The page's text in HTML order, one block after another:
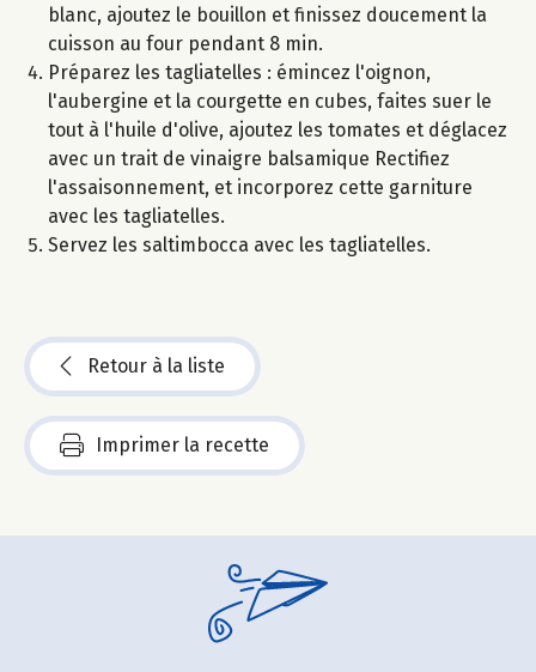
blanc, ajoutez le bouillon et finissez doucement la
cuisson au four pendant 8 min.
Préparez les tagliatelles : émincez l'oignon,
l'aubergine et la courgette en cubes, faites suer le
tout à l'huile d'olive, ajoutez les tomates et déglacez
avec un trait de vinaigre balsamique Rectifiez
l'assaisonnement, et incorporez cette garniture
avec les tagliatelles.
Servez les saltimbocca avec les tagliatelles.
Retour à la liste
Imprimer la recette